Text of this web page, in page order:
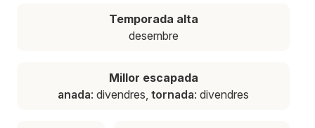
Temporada alta
desembre
Millor escapada
anada: divendres, tornada: divendres